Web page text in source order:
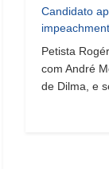
Candidato
Petista
com André
de Dilma, e